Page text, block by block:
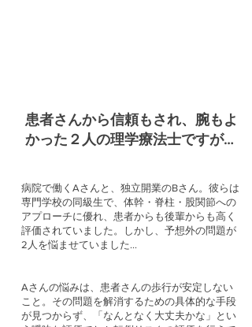
患者さんから信頼もされ、腕もよ
かった２人の理学療法士ですが…
病院で働くAさんと、独立開業のBさん。彼らは
専門学校の同級生で、体幹・脊柱・股関節への
アプローチに優れ、患者からも後輩からも高く
評価されていました。しかし、予想外の問題が
2人を悩ませていました…
Aさんの悩みは、患者さんの歩行が安定しない
こと。その問題を解消するための具体的な手段
が見つからず、「なんとなく大丈夫かな」とい